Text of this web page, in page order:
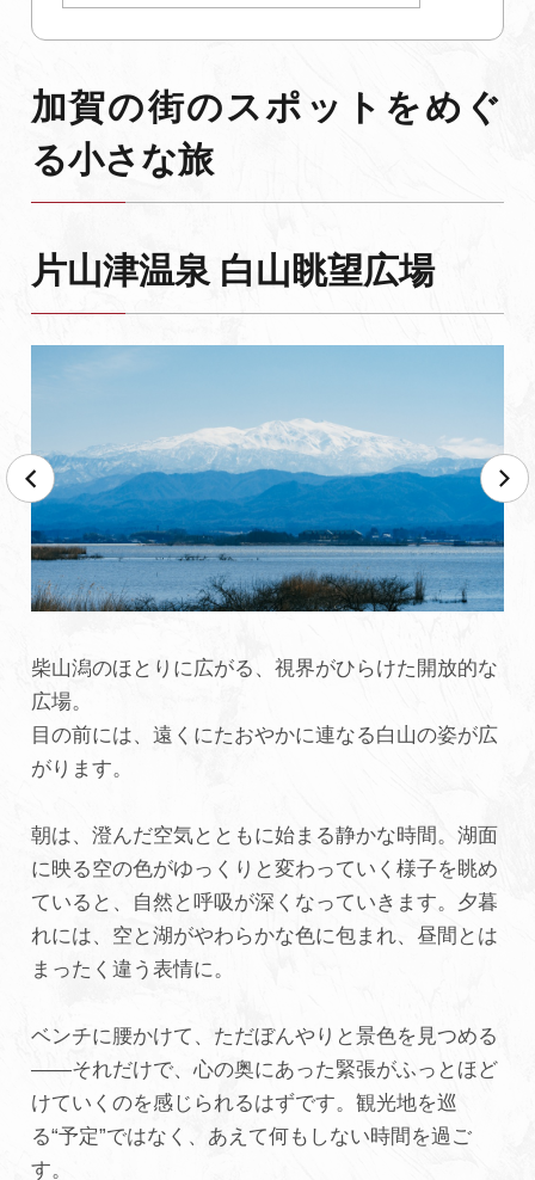
加賀の街のスポットをめぐ
る小さな旅
片山津温泉 白山眺望広場
柴山潟のほとりに広がる、視界がひらけた開放的な
広場。
目の前には、遠くにたおやかに連なる白山の姿が広
がります。
朝は、澄んだ空気とともに始まる静かな時間。湖面
に映る空の色がゆっくりと変わっていく様子を眺め
ていると、自然と呼吸が深くなっていきます。夕暮
れには、空と湖がやわらかな色に包まれ、昼間とは
まったく違う表情に。
ベンチに腰かけて、ただぼんやりと景色を見つめる
——それだけで、心の奥にあった緊張がふっとほど
けていくのを感じられるはずです。観光地を巡
る“予定”ではなく、あえて何もしない時間を過ご
す。